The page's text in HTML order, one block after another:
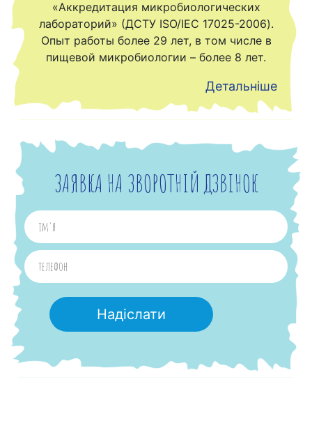
«Аккредитация микробиологических
лабораторий» (ДСТУ ISO/IEC 17025-2006).
Опыт работы более 29 лет, в том числе в
пищевой микробиологии – более 8 лет.
Детальніше
ЗАЯВКА НА ЗВОРОТНІЙ ДЗВІНОК